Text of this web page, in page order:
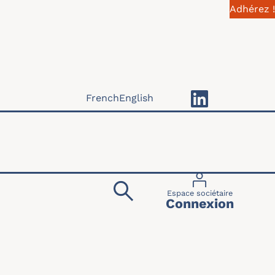
Adhérez !
Menu du
Espace sociétaire
Connexion
FrenchEnglish